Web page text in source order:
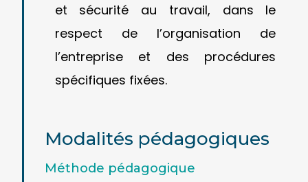
et sécurité au travail, dans le
respect de l’organisation de
l’entreprise et des procédures
spécifiques fixées.
Modalités pédagogiques
Méthode pédagogique